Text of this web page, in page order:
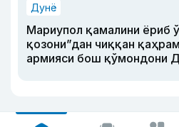
Дунё
Мариупол қамалини ёриб
қозони”дан чиққан
армияси бош қўмондони